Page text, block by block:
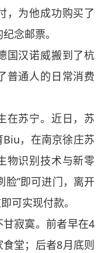
，为他成功购买了
念邮票。
汉诺威搬到了杭
普通人的日常消费
苏宁。近日，苏
，在南京徐庄苏
物识别技术与新零
脸”即可进门，离开
可实现付款。
寂寞。前者早在4
堂；后者8月底则